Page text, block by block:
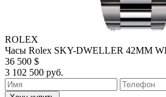
ROLEX
Часы Rolex SKY-DWELLER 42MM
36 500 $
3 102 500 руб.